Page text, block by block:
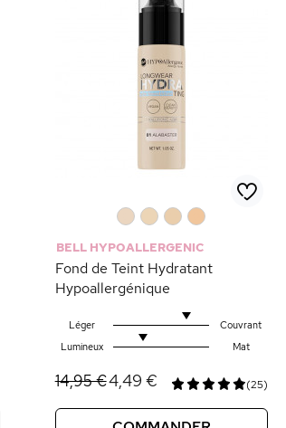
BELL HYPOALLERGENIC
Fond de Teint Hydratant
Hypoallergénique
Léger
Couvrant
Lumineux
Mat
14,95 €4,49 € (25)